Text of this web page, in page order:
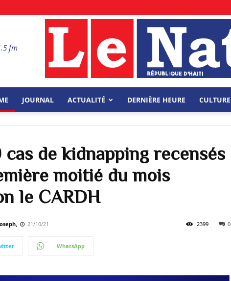
fm
JOURNAL ACTUALITÉ DERNIÈRE HEURE CULTURE
cas de kidnapping recensés
moitié du mois
le CARDH
21/10/21 0
2399
WhatsApp